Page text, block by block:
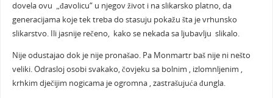
dovela ovu „đavolicu“ u njegov život i na slikarsko platno, da
generacijama koje tek treba do stasuju pokažu šta je vrhunsko
slikarstvo. Ili jasnije rečeno, kako se nekada sa ljubavlju slikalo.
Nije odustajao dok je nije pronašao. Pa Monmartr baš nije ni nešto
veliki. Odrasloj osobi svakako, čovjeku sa bolnim , izlomnljenim ,
krhkim dječijim nogicama je ogromna , zastrašujuća đungla.